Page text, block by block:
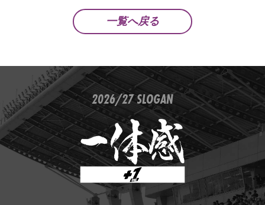
一覧へ戻る
2026/27 SLOGAN